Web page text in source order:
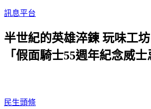
訊息平台
半世紀的英雄淬鍊 玩味工
「假面騎士55週年紀念威
民生頭條